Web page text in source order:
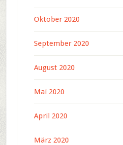
Oktober 2020
September 2020
August 2020
Mai 2020
April 2020
März 2020